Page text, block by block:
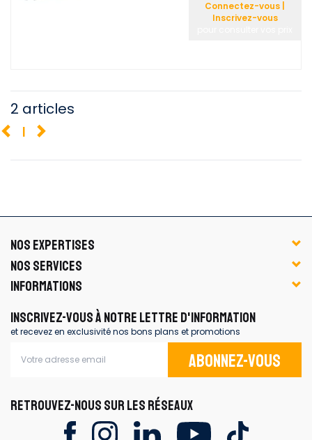
Connectez-vous |
Inscrivez-vous
2 articles
1
NOS EXPERTISES
NOS SERVICES
INFORMATIONS
INSCRIVEZ-VOUS À NOTRE LETTRE D'INFORMATION
et recevez en exclusivité nos bons plans et promotions
Abonnez-vous
RETROUVEZ-NOUS SUR LES RÉSEAUX